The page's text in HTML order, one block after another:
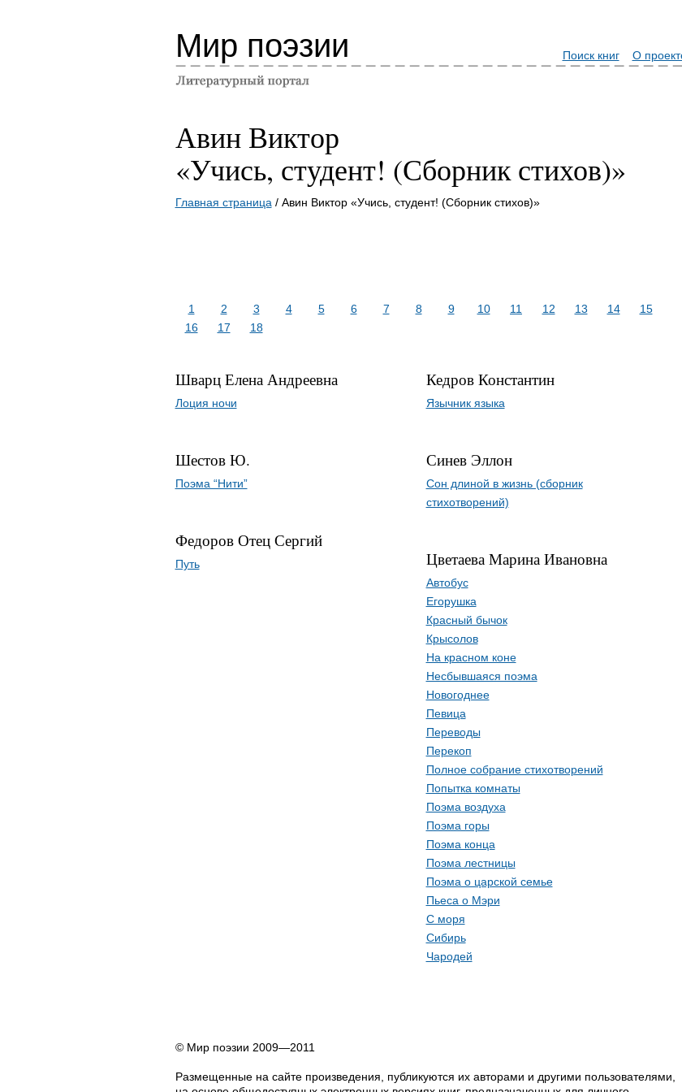
Мир поэзии Поиск книг О
Авин Виктор
«Учись, студент! (Сборник стихов)»
Главная страница / Авин Виктор «Учись, студент! (Сборник стихов)»
1 2 3 4 5 6 7 8 9 10 11 12 13 14
15
16
17 18
Шварц Елена Андреевна
Лоция ночи
Шестов Ю.
Поэма “Нити”
Федоров Отец Сергий
Путь
Кедров Константин
Язычник языка
Синев Эллон
Сон длиной в жизнь (сборник
стихотворений)
Цветаева Марина Ивановна
Автобус
Егорушка
Красный бычок
Крысолов
На красном коне
Несбывшаяся поэма
Новогоднее
Певица
Переводы
Перекоп
Полное собрание стихотворений
Попытка комнаты
Поэма воздуха
Поэма горы
Поэма конца
Поэма лестницы
Поэма о царской семье
Пьеса о Мэри
С моря
Сибирь
Чародей
© Мир поэзии 2009—2011
Размещенные на сайте произведения, публикуются их авторами и другими пользователями,